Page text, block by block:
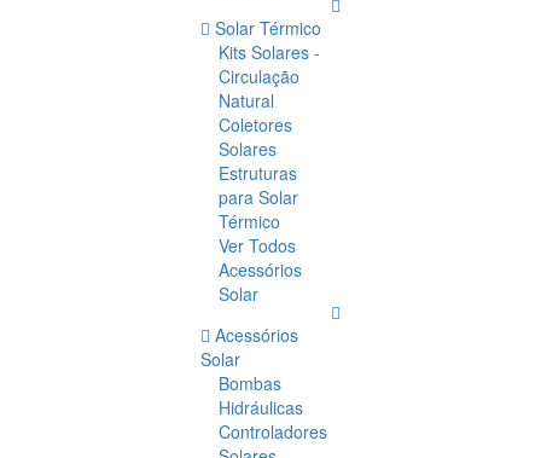
Solar Térmico
Kits Solares -
Circulação
Natural
Coletores
Solares
Estruturas
para Solar
Térmico
Ver Todos
Acessórios
Solar
Acessórios
Solar
Bombas
Hidráulicas
Controladores